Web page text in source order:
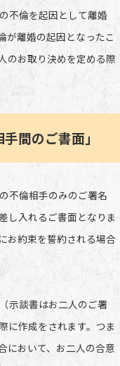
の不倫を起因として離婚
が離婚の起因となったこ
のお取り決めを定める際
間のご書面」
不倫相手のみのご署名
し入れるご書面となりま
お約束を誓約される場合
（示談書はお二人のご署
に作成をされます。つま
において、お二人の合意